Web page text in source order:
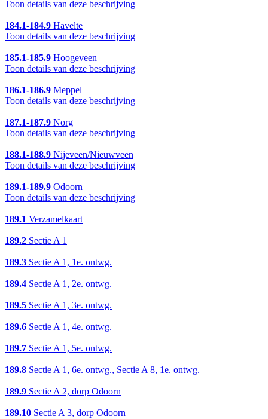
Toon details van deze beschrijving
184.1-184.9 Havelte
Toon details van deze beschrijving
185.1-185.9 Hoogeveen
Toon details van deze beschrijving
186.1-186.9 Meppel
Toon details van deze beschrijving
187.1-187.9 Norg
Toon details van deze beschrijving
188.1-188.9 Nijeveen/Nieuwveen
Toon details van deze beschrijving
189.1-189.9 Odoorn
Toon details van deze beschrijving
189.1 Verzamelkaart
189.2 Sectie A 1
189.3 Sectie A 1, 1e. ontwg.
189.4 Sectie A 1, 2e. ontwg.
189.5 Sectie A 1, 3e. ontwg.
189.6 Sectie A 1, 4e. ontwg.
189.7 Sectie A 1, 5e. ontwg.
189.8 Sectie A 1, 6e. ontwg., Sectie A 8, 1e. ontwg.
189.9 Sectie A 2, dorp Odoorn
189.10 Sectie A 3, dorp Odoorn